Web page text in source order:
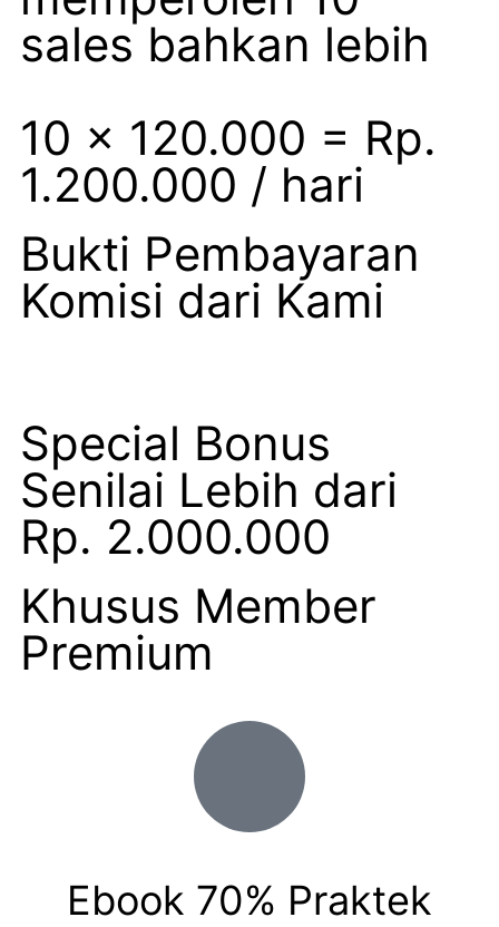
sales bahkan lebih
10 x 120.000 = Rp.
1.200.000 / hari
Bukti Pembayaran
Komisi dari Kami
Special Bonus
Senilai Lebih dari
Rp. 2.000.000
Khusus Member
Premium
Ebook 70% Praktek